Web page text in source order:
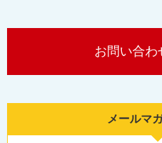
お問い合わ
メールマ